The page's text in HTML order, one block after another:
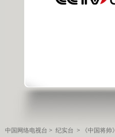
中国网络电视台 > 纪实台 > 《中国将帅》